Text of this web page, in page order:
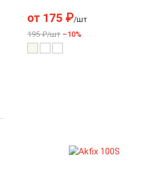
от 175₽/шт
195 ₽/шт –10%